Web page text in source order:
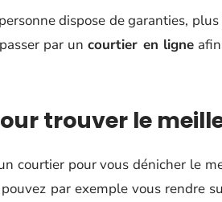
dispose de garanties,
par uncourtier en ligneafin
trouver le
courtier pour vous dénicher le
pouvez par exemple vous rendre